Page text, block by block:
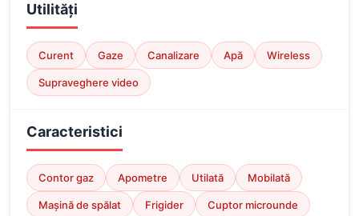
Utilități
Curent Gaze Canalizare Apă Wireless
Supraveghere video
Caracteristici
Contor gaz Apometre Utilată Mobilată
Mașină de spălat Frigider Cuptor microunde